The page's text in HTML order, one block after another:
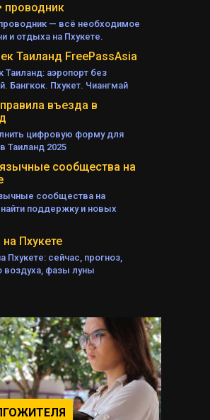
проводник
— всё необходимое
и отдыха на Пхукете.
Таиланд FreePassAsia
Таиланд: аэропорт без
Бангкок. Пхукет. Чиангмай
въезда в
цифровую форму для
Таиланд 2025
сообщества на
сообщества на
найти поддержку и новых
Пхукете
Пхукете: сейчас, прогноз,
воздуха, фазы луны